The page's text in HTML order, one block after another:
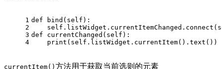
1
2
3
4
def bind ( self ):
def
currentChanged ( self ):
print (self.listWidget.currentItem().text())
currentItem() 方法用于获取当前选则的元素